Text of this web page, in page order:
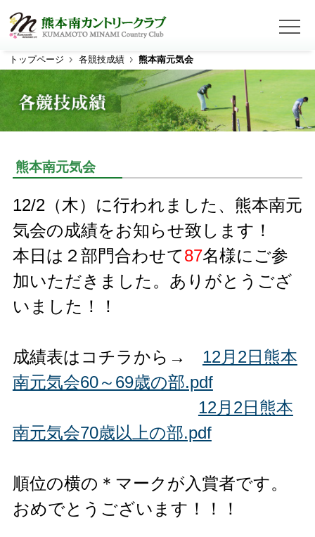
トップページ 各競技成績 熊本南元気会
熊本南元気会
12/2（木）に行われました、熊本南元
気会の成績をお知らせ致します！
本日は２部門合わせて87名様にご参
加いただきました。ありがとうござ
いました！！
成績表はコチラから→ 12月2日熊本
南元気会60～69歳の部.pdf
12月2日熊本
南元気会70歳以上の部.pdf
順位の横の＊マークが入賞者です。
おめでとうございます！！！
ホーム
コース紹介
コース概要 コース全景
アウトコース
プレー料金
Web予約
クラブ競技・オープンコンペ日程
各競技成績
レストラン
スタッフブログ
お問い合わせ